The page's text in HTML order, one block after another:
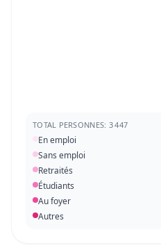
TOTAL PERSONNES: 3 447
En emploi
Sans emploi
Retraités
Étudiants
Au foyer
Autres